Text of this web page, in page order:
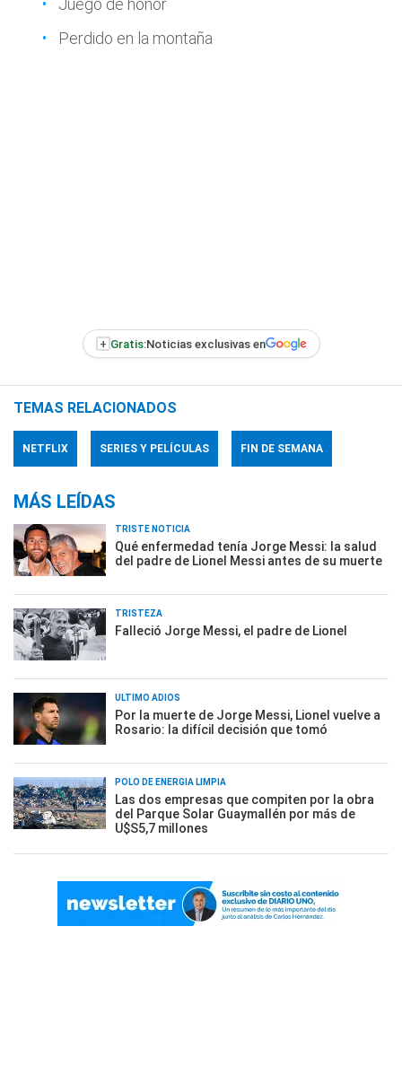
Juego de honor
Perdido en la montaña
+ Gratis:Noticias exclusivas en
TEMAS RELACIONADOS
NETFLIX SERIES Y PELÍCULAS FIN DE SEMANA
MÁS LEÍDAS
TRISTE NOTICIA
Qué enfermedad tenía Jorge Messi: la salud
del padre de Lionel Messi antes de su muerte
TRISTEZA
Falleció Jorge Messi, el padre de Lionel
ÚLTIMO ADIÓS
Por la muerte de Jorge Messi, Lionel vuelve a
Rosario: la difícil decisión que tomó
POLO DE ENERGÍA LIMPIA
Las dos empresas que compiten por la obra
del Parque Solar Guaymallén por más de
U$S5,7 millones